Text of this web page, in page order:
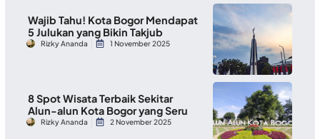
Wajib Tahu! Kota Bogor Mendapat
5 Julukan yang Bikin Takjub
Rizky Ananda 1 November 2025
8 Spot Wisata Terbaik Sekitar
Alun-alun Kota Bogor yang Seru
Rizky Ananda 2 November 2025